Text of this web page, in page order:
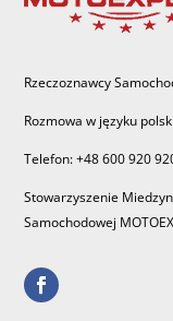
Rzeczoznawcy
Rozmowa w języku
Telefon: +48 600 920
Stowarzyszenie
Samochodowej